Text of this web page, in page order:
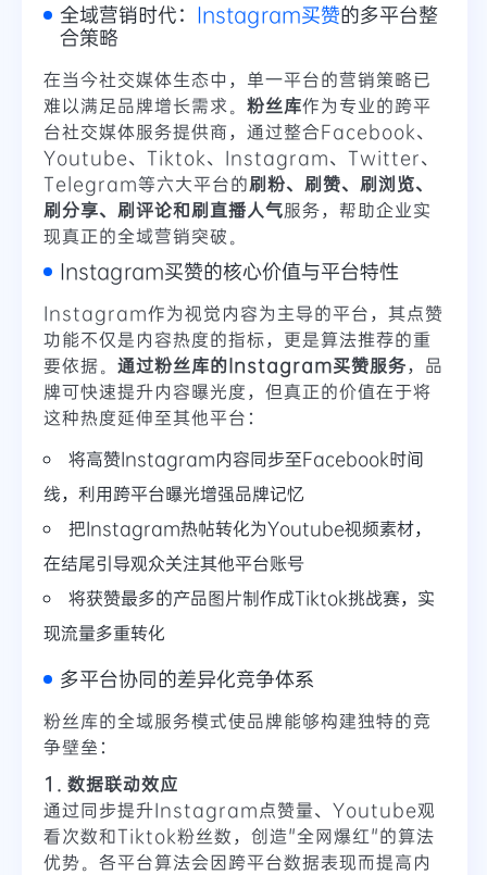
全域营销时代： Instagram买赞的多平台整
合策略
在当今社交媒体生态中，单一平台的营销策略已
难以满足品牌增长需求。 粉丝库作为专业的跨平
台社交媒体服务提供商，通过整合Facebook、
Youtube、Tiktok、Instagram、Twitter、
Telegram等六大平台的刷粉、刷赞、刷浏览、
刷分享、刷评论和刷直播人气服务，帮助企业实
现真正的全域营销突破。
Instagram买赞的核心价值与平台特性
Instagram作为视觉内容为主导的平台，其点赞
功能不仅是内容热度的指标，更是算法推荐的重
要依据。 通过粉丝库的Instagram买赞服务，品
牌可快速提升内容曝光度，但真正的价值在于将
这种热度延伸至其他平台：
将高赞Instagram内容同步至Facebook时间
线，利用跨平台曝光增强品牌记忆
把Instagram热帖转化为Youtube视频素材，
在结尾引导观众关注其他平台账号
将获赞最多的产品图片制作成Tiktok挑战赛，实
现流量多重转化
多平台协同的差异化竞争体系
粉丝库的全域服务模式使品牌能够构建独特的竞
争壁垒：
1. 数据联动效应
通过同步提升Instagram点赞量、Youtube观
看次数和Tiktok粉丝数，创造"全网爆红"的算法
优势。各平台算法会因跨平台数据表现而提高内